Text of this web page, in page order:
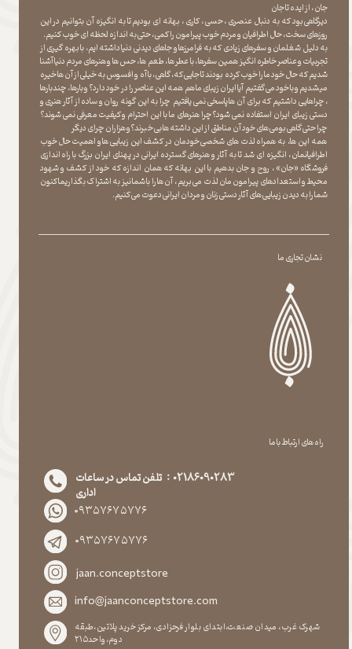
نشان تجاری ما
جان ، از ایده تا جان
دیرگاهی بود که به دنبال عنصری ، حسی ، کاری ، بهانه ای بودیم تا به انگیزه آن بتوانیم در این
روزهای سخت ، حال اطرافیان و مردم خوب پیرامون را کمی ، حتی به اندازه لحظه ای خوب کنیم.
به دلیل شغلمان و سفرهای زیادی که به فرامرزها و جاهای دیدنی دنیا داشته ایم، با بهره گیری از
تجربیات و عناصر خاطره انگیز همین سفرها ، با عطر ها ، طعم ها ، حس ها و هنرهای مردم دنیا آشنا
شدیم که حال خود ما را خوب کرده بودند تا جایی که، گاهی ، با آه و افسوس به خیلی از آن ها خیره
میشدیم و با خود می گفتیم آیا ایران زیبای ما هم همه این عناصر را در خود دارد؟ و بارها ، چندبارها
، چراهایی داشتیم که برای آن ها پاسخی نمی یافتیم چرا به این گونه روان و ساده از آثار هنری و
دستی زیبای ایران استفاده نمی شود؟چرا هنرهای ما با این احترام و کیفیت معرفی نمی شوند؟
چرا حتی گاهی بومی های خود آن مناطق از این داشته ها بی خبرند؟و هزاران چرای دیگر
​​​​​​​ همه این ها، به همراه لذت های شخصی خودمان در کشف این زیبایی ها و اهمیت حال خوب
اطرافیانمان ، انگیزه ای شد تا به آثار و هنرهای گسترده ایرانی در پهنای ایران بزرگ با راه اندازی
فروشگاه «جان» ، روح و جان بدهیم با این بهانه که همان اندازه که خود از کشف و شهود
محیط و استعدادهای پیرامون مان لذت می بریم ، آن ها را با شما نیز به اشتراک بگذاریماکنون
شما را به دیدن زیبایی های آثار دستی زنان و مردان ایرانی دعوت می کنیم.
راه های ارتباط با ما
02186090283 : تلفن تماس در ساعات
اداری
۰۹۳۵۷۶۷۵۷۷۶
۰۹۳۵۷۶۷۵۷۷۶
jaan.conceptstore
info@jaanconceptstore.com
شهرک غرب، میدان صنعت،ابتدای بلوار فرحزادی، مرکز خرید پلاتین،طبقه
دوم،واحد۲۱۵